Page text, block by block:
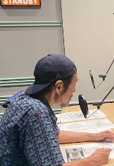
お知らせ
イベント・
YouTube
会社情報